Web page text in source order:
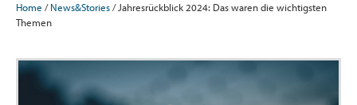
Home /News&Stories/ Jahresrückblick 2024: Das waren die wichtigsten
Themen